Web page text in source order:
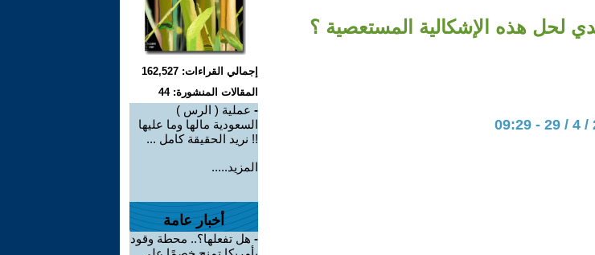
هذه الإشكالية المستعصية ؟
إجمالي القراءات: 162,527
المقالات المنشورة: 44
- عملية ( الرس )
السعودية مالها وما عليها
!! نريد الحقيقة كامل ...
المزيد.....
أخبار عامة
- هل تفعلها؟.. محطة وقود